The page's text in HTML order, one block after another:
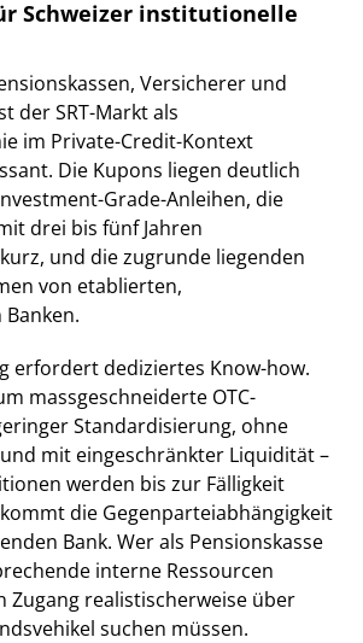
Schweizer institutionelle
Versicherer und
der SRT-Markt als
im Private-Credit-Kontext
Die Kupons liegen deutlich
Grade-Anleihen, die
drei bis fünf Jahren
und die zugrunde liegenden
von etablierten,
erfordert dediziertes Know-how.
massgeschneiderte OTC-
Standardisierung, ohne
mit eingeschränkter Liquidität –
werden bis zur Fälligkeit
die Gegenparteiabhängigkeit
Bank. Wer als Pensionskasse
interne Ressourcen
Zugang realistischerweise über
suchen müssen.